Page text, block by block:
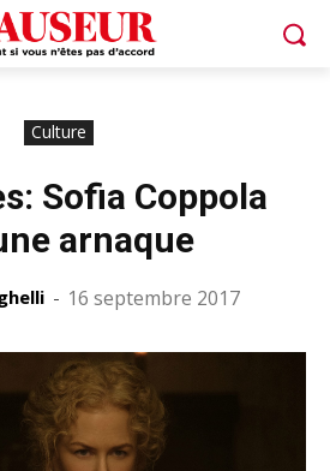
Culture
Sofia Coppola
arnaque
- 16 septembre 2017